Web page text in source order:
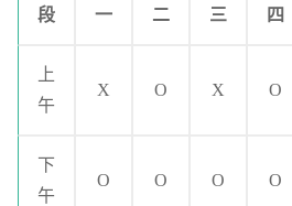
段
一
二
三
四
上
午
X O X O
下
午
O O O O